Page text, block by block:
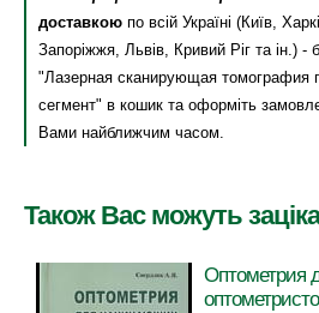
доставкою по всій Україні (Київ,
Запоріжжя, Львів, Кривий Ріг та ін.)
"Лазерная сканирующая томография
сегмент" в кошик та оформіть
Вами найближчим часом.
Також Вас можуть
Оптометрия